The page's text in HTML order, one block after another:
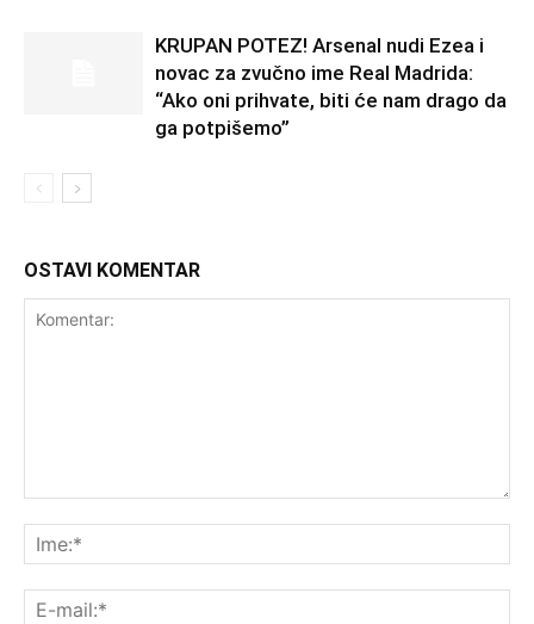
KRUPAN POTEZ! Arsenal nudi Ezea i
novac za zvučno ime Real Madrida:
“Ako oni prihvate, biti će nam drago da
ga potpišemo”
OSTAVI KOMENTAR